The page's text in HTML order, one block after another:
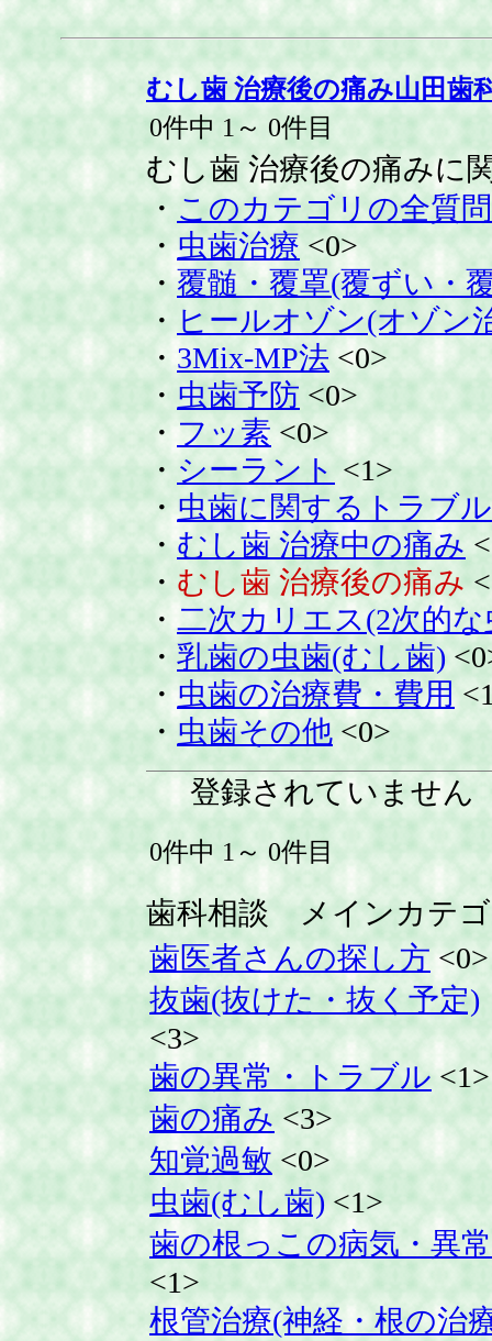
むし歯 治療後の痛み山田歯
0件中 1～ 0件目
むし歯 治療後の痛みに
・ このカテゴリの全質問
・虫歯治療 <0>
・覆髄・覆罩(覆ずい・
・ ヒールオゾン(オゾン
・ 3Mix-MP法 <0>
・ 虫歯予防 <0>
・ フッ素<0>
・ シーラント <1>
・虫歯に関するトラブル
・むし歯 治療中の痛み
・ むし歯 治療後の痛み
・ 二次カリエス(2次的な
・ 乳歯の虫歯(むし歯)
・虫歯の治療費・費用
・ 虫歯その他 <0>
登録されていません
0件中 1～ 0件目
歯科相談 メインカテ
歯医者さんの探し方<0>
抜歯(抜けた・抜く予定)
<3>
歯の異常・トラブル<1>
歯の痛み <3>
知覚過敏 <0>
虫歯(むし歯)<1>
歯の根っこの病気・異常
<1>
根管治療(神経・根の治